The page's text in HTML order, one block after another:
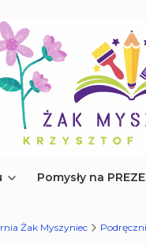
Pomysły na
Żak Myszyniec